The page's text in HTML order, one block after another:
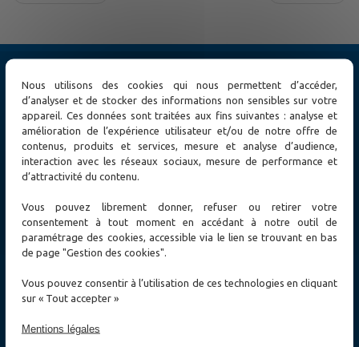
Cybersécurité
Switch Ethernet
Extension Ethernet
Réseaux MPLS-TP / TDM / SDH / PDH
Accès optique
Solutions
Cybersécurité
Energies
Défense & Services d'Urgence
Opérateurs Télécoms
Nous utilisons des cookies qui nous permettent d’accéder,
d’analyser et de stocker des informations non sensibles sur votre
appareil. Ces données sont traitées aux fins suivantes : analyse et
amélioration de l’expérience utilisateur et/ou de notre offre de
contenus, produits et services, mesure et analyse d’audience,
interaction avec les réseaux sociaux, mesure de performance et
d’attractivité du contenu.
Vous pouvez librement donner, refuser ou retirer votre
consentement à tout moment en accédant à notre outil de
paramétrage des cookies, accessible via le lien se trouvant en bas
de page "Gestion des cookies".
Vous pouvez consentir à l’utilisation de ces technologies en cliquant
sur « Tout accepter »
Mentions légales